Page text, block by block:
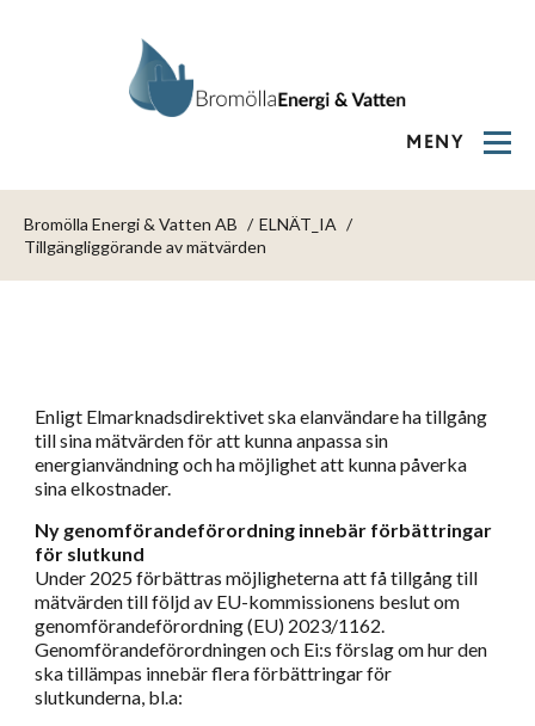
MENY
Bromölla Energi & Vatten AB
ELNÄT_IA
Tillgängliggörande av mätvärden
Enligt Elmarknadsdirektivet ska elanvändare ha tillgång
till sina mätvärden för att kunna anpassa sin
energianvändning och ha möjlighet att kunna påverka
sina elkostnader.
Ny genomförandeförordning innebär förbättringar
för slutkund
Under 2025 förbättras möjligheterna att få tillgång till
mätvärden till följd av EU-kommissionens beslut om
genomförandeförordning (EU) 2023/1162.
Genomförandeförordningen och Ei:s förslag om hur den
ska tillämpas innebär flera förbättringar för
slutkunderna, bl.a: